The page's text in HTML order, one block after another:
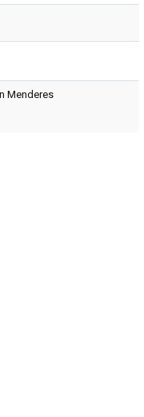
Menderes